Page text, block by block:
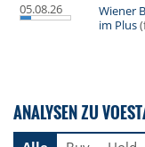
05.08.26
Wiener
im Plus
ANALYSEN ZU